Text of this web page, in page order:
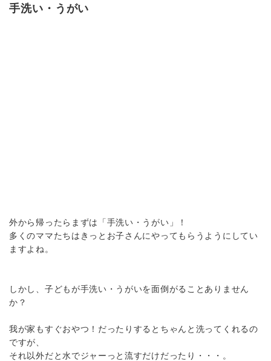
手洗い・うがい
外から帰ったらまずは「手洗い・うがい」！
多くのママたちはきっとお子さんにやってもらうようにしてい
ますよね。
しかし、子どもが手洗い・うがいを面倒がることありません
か？
我が家もすぐおやつ！だったりするとちゃんと洗ってくれるの
ですが、
それ以外だと水でジャーっと流すだけだったり・・・。